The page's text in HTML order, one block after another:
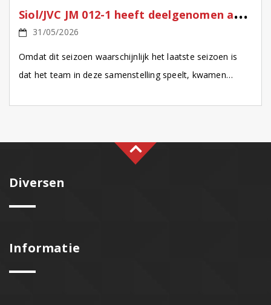
S
iol/JVC JM 012-1 heeft deelgenomen aan een internationaal toernooi in Bremen!
31/05/2026
Omdat dit seizoen waarschijnlijk het laatste seizoen is
dat het team in deze samenstelling speelt, kwamen
Diversen
Informatie